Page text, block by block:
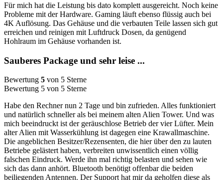
Für mich hat die Leistung bis dato komplett ausgereicht. Noch keine
Probleme mit der Hardware. Gaming läuft ebenso flüssig auch bei
4K Auflösung. Das Gehäuse und die verbauten Teile lassen sich gut
erreichen und reinigen mit Luftdruck Dosen, da genügend
Hohlraum im Gehäuse vorhanden ist.
Sauberes Package und sehr leise ...
Bewertung 5 von 5 Sterne
Bewertung 5 von 5 Sterne
Habe den Rechner nun 2 Tage und bin zufrieden. Alles funktioniert
und natürlich schneller als bei meinem alten Alien Tower. Und was
mich beeindruckt ist der geräuschlose Betrieb der vier Lüfter. Mein
alter Alien mit Wasserkühlung ist dagegen eine Krawallmaschine.
Die angeblichen Besitzer/Rezensenten, die hier über den zu lauten
Betriebe gelästert haben, verbreiten unwissentlich einen völlig
falschen Eindruck. Werde ihn mal richtig belasten und sehen wie
sich das dann anhört. Bluetooth benötigt offenbar die beiden
beiliegenden Antennen. Der Support hat mir da geholfen diese als